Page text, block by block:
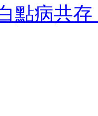
點病共